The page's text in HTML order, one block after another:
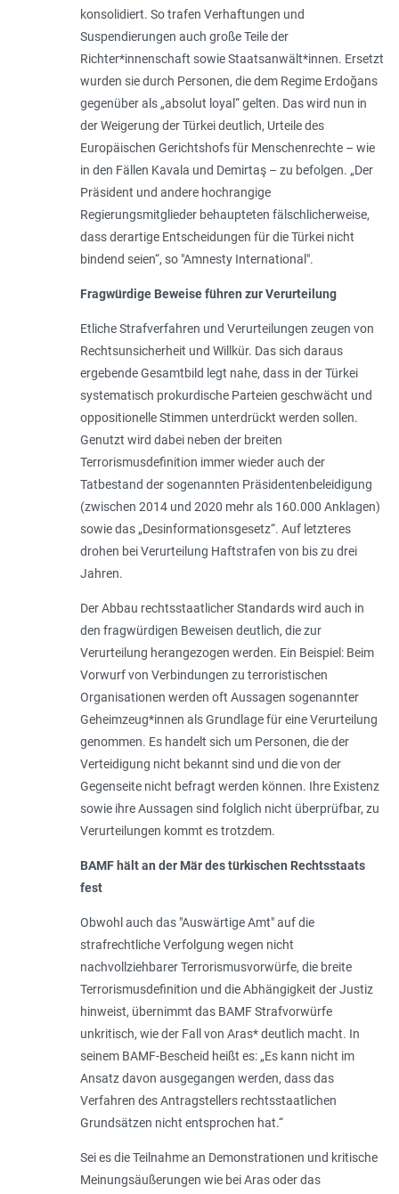
konsolidiert. So trafen Verhaftungen und
Suspendierungen auch große Teile der
Richter*innenschaft sowie Staatsanwält*innen. Ersetzt
wurden sie durch Personen, die dem Regime Erdoğans
gegenüber als „absolut loyal“ gelten. Das wird nun in
der Weigerung der Türkei deutlich, Urteile des
Europäischen Gerichtshofs für Menschenrechte – wie
in den Fällen Kavala und Demirtaş – zu befolgen. „Der
Präsident und andere hochrangige
Regierungsmitglieder behaupteten fälschlicherweise,
dass derartige Entscheidungen für die Türkei nicht
bindend seien“, so "Amnesty International".
Fragwürdige Beweise führen zur Verurteilung
Etliche Strafverfahren und Verurteilungen zeugen von
Rechtsunsicherheit und Willkür. Das sich daraus
ergebende Gesamtbild legt nahe, dass in der Türkei
systematisch prokurdische Parteien geschwächt und
oppositionelle Stimmen unterdrückt werden sollen.
Genutzt wird dabei neben der breiten
Terrorismusdefinition immer wieder auch der
Tatbestand der sogenannten Präsidentenbeleidigung
(zwischen 2014 und 2020 mehr als 160.000 Anklagen)
sowie das „Desinformationsgesetz“. Auf letzteres
drohen bei Verurteilung Haftstrafen von bis zu drei
Jahren.
Der Abbau rechtsstaatlicher Standards wird auch in
den fragwürdigen Beweisen deutlich, die zur
Verurteilung herangezogen werden. Ein Beispiel: Beim
Vorwurf von Verbindungen zu terroristischen
Organisationen werden oft Aussagen sogenannter
Geheimzeug*innen als Grundlage für eine Verurteilung
genommen. Es handelt sich um Personen, die der
Verteidigung nicht bekannt sind und die von der
Gegenseite nicht befragt werden können. Ihre Existenz
sowie ihre Aussagen sind folglich nicht überprüfbar, zu
Verurteilungen kommt es trotzdem.
BAMF hält an der Mär des türkischen Rechtsstaats
fest
Obwohl auch das "Auswärtige Amt" auf die
strafrechtliche Verfolgung wegen nicht
nachvollziehbarer Terrorismusvorwürfe, die breite
Terrorismusdefinition und die Abhängigkeit der Justiz
hinweist, übernimmt das BAMF Strafvorwürfe
unkritisch, wie der Fall von Aras* deutlich macht. In
seinem BAMF-Bescheid heißt es: „Es kann nicht im
Ansatz davon ausgegangen werden, dass das
Verfahren des Antragstellers rechtsstaatlichen
Grundsätzen nicht entsprochen hat.“
Sei es die Teilnahme an Demonstra­tio­nen und kritische
Meinungsäußerungen wie bei Aras oder das